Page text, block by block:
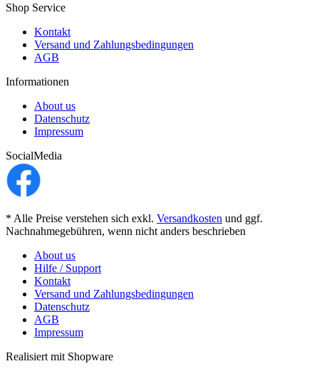
Shop Service
Kontakt
Versand und Zahlungsbedingungen
AGB
Informationen
About us
Datenschutz
Impressum
SocialMedia
* Alle Preise verstehen sich exkl. Versandkosten und ggf.
Nachnahmegebühren, wenn nicht anders beschrieben
About us
Hilfe / Support
Kontakt
Versand und Zahlungsbedingungen
Datenschutz
AGB
Impressum
Realisiert mit Shopware